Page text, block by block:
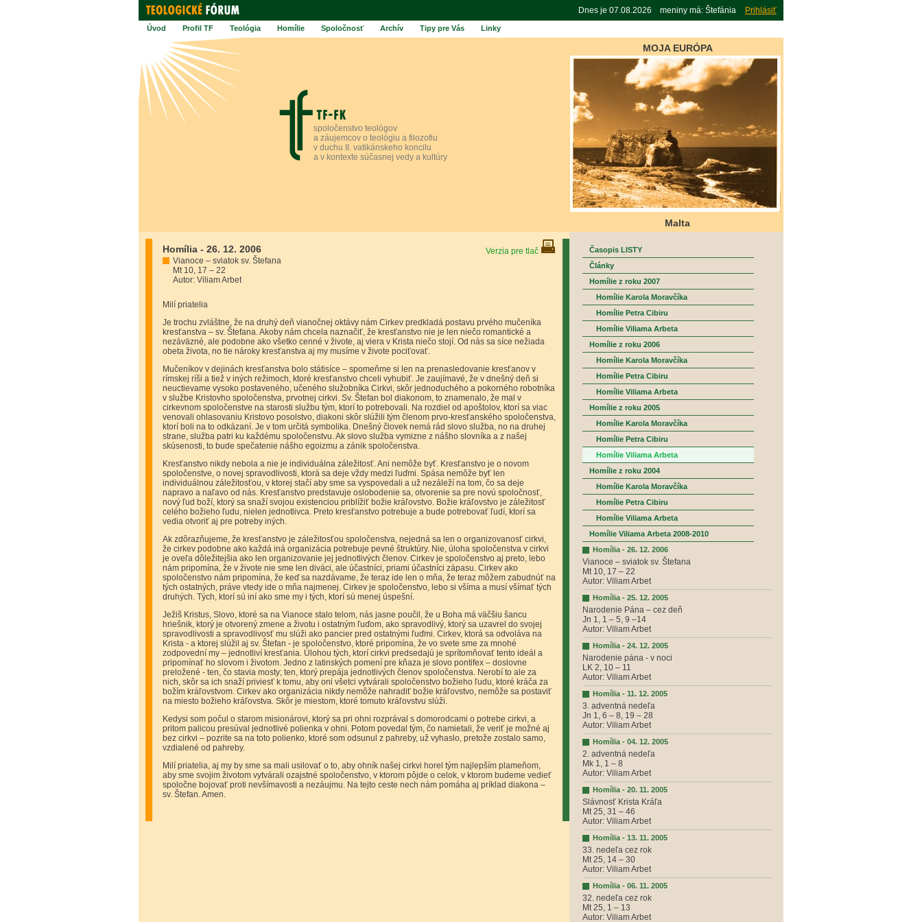
Dnes je 07.08.2026 meniny má: Štefánia Prihlásiť
Úvod Profil TF Teológia Homílie Spoločnosť Archív Tipy pre Vás Linky
spoločenstvo teológov
a záujemcov o teológiu a filozofiu
v duchu II. vatikánskeho koncilu
a v kontexte súčasnej vedy a kultúry
MOJA EURÓPA
Malta
Verzia pre tlač
Homília - 26. 12. 2006
Vianoce – sviatok sv. Štefana
Mt 10, 17 – 22
Autor: Viliam Arbet
Milí priatelia
Je trochu zvláštne, že na druhý deň vianočnej oktávy nám Cirkev predkladá postavu prvého mučeníka
kresťanstva – sv. Štefana. Akoby nám chcela naznačiť, že kresťanstvo nie je len niečo romantické a
nezáväzné, ale podobne ako všetko cenné v živote, aj viera v Krista niečo stojí. Od nás sa síce nežiada
obeta života, no tie nároky kresťanstva aj my musíme v živote pociťovať.
Mučeníkov v dejinách kresťanstva bolo státisíce – spomeňme si len na prenasledovanie kresťanov v
rímskej ríši a tiež v iných režimoch, ktoré kresťanstvo chceli vyhubiť. Je zaujímavé, že v dnešný deň si
neuctievame vysoko postaveného, učeného služobníka Cirkvi, skôr jednoduchého a pokorného robotníka
v službe Kristovho spoločenstva, prvotnej cirkvi. Sv. Štefan bol diakonom, to znamenalo, že mal v
cirkevnom spoločenstve na starosti službu tým, ktorí to potrebovali. Na rozdiel od apoštolov, ktorí sa viac
venovali ohlasovaniu Kristovo posolstvo, diakoni skôr slúžili tým členom prvo-kresťanského spoločenstva,
ktorí boli na to odkázaní. Je v tom určitá symbolika. Dnešný človek nemá rád slovo služba, no na druhej
strane, služba patri ku každému spoločenstvu. Ak slovo služba vymizne z nášho slovníka a z našej
skúsenosti, to bude spečatenie nášho egoizmu a zánik spoločenstva.
Kresťanstvo nikdy nebola a nie je individuálna záležitosť. Ani nemôže byť. Kresťanstvo je o novom
spoločenstve, o novej spravodlivosti, ktorá sa deje vždy medzi ľuďmi. Spása nemôže byť len
individuálnou záležitosťou, v ktorej stačí aby sme sa vyspovedali a už nezáleží na tom, čo sa deje
napravo a naľavo od nás. Kresťanstvo predstavuje oslobodenie sa, otvorenie sa pre novú spoločnosť,
nový ľud boží, ktorý sa snaží svojou existenciou priblížiť božie kráľovstvo. Božie kráľovstvo je záležitosť
celého božieho ľudu, nielen jednotlivca. Preto kresťanstvo potrebuje a bude potrebovať ľudí, ktorí sa
vedia otvoriť aj pre potreby iných.
Ak zdôrazňujeme, že kresťanstvo je záležitosťou spoločenstva, nejedná sa len o organizovanosť cirkvi,
že cirkev podobne ako každá iná organizácia potrebuje pevné štruktúry. Nie, úloha spoločenstva v cirkvi
je oveľa dôležitejšia ako len organizovanie jej jednotlivých členov. Cirkev je spoločenstvo aj preto, lebo
nám pripomína, že v živote nie sme len diváci, ale účastníci, priami účastníci zápasu. Cirkev ako
spoločenstvo nám pripomína, že keď sa nazdávame, že teraz ide len o mňa, že teraz môžem zabudnúť na
tých ostatných, práve vtedy ide o mňa najmenej. Cirkev je spoločenstvo, lebo si všíma a musí všímať tých
druhých. Tých, ktorí sú iní ako sme my i tých, ktorí sú menej úspešní.
Ježiš Kristus, Slovo, ktoré sa na Vianoce stalo telom, nás jasne poučil, že u Boha má väčšiu šancu
hriešnik, ktorý je otvorený zmene a životu i ostatným ľuďom, ako spravodlivý, ktorý sa uzavrel do svojej
spravodlivosti a spravodlivosť mu slúži ako pancier pred ostatnými ľuďmi. Cirkev, ktorá sa odvoláva na
Krista - a ktorej slúžil aj sv. Štefan - je spoločenstvo, ktoré pripomína, že vo svete sme za mnohé
zodpovední my – jednotliví kresťania. Úlohou tých, ktorí cirkvi predsedajú je sprítomňovať tento ideál a
pripomínať ho slovom i životom. Jedno z latinských pomení pre kňaza je slovo pontifex – doslovne
preložené - ten, čo stavia mosty; ten, ktorý prepája jednotlivých členov spoločenstva. Nerobí to ale za
nich, skôr sa ich snaží priviesť k tomu, aby oni všetci vytvárali spoločenstvo božieho ľudu, ktoré kráča za
božím kráľovstvom. Cirkev ako organizácia nikdy nemôže nahradiť božie kráľovstvo, nemôže sa postaviť
na miesto božieho kráľovstva. Skôr je miestom, ktoré tomuto kráľovstvu slúži.
Kedysi som počul o starom misionárovi, ktorý sa pri ohni rozprával s domorodcami o potrebe cirkvi, a
pritom palicou presúval jednotlivé polienka v ohni. Potom povedal tým, čo namietali, že veriť je možné aj
bez cirkvi – pozrite sa na toto polienko, ktoré som odsunul z pahreby, už vyhaslo, pretože zostalo samo,
vzdialené od pahreby.
Milí priatelia, aj my by sme sa mali usilovať o to, aby ohník našej cirkvi horel tým najlepším plameňom,
aby sme svojim životom vytvárali ozajstné spoločenstvo, v ktorom pôjde o celok, v ktorom budeme vedieť
spoločne bojovať proti nevšímavosti a nezáujmu. Na tejto ceste nech nám pomáha aj príklad diakona –
sv. Štefan. Amen.
Časopis LISTY
Články
Homílie z roku 2007
Homílie Karola Moravčíka
Homílie Petra Cibiru
Homílie Viliama Arbeta
Homílie z roku 2006
Homílie Karola Moravčíka
Homílie Petra Cibiru
Homílie Viliama Arbeta
Homílie z roku 2005
Homílie Karola Moravčíka
Homílie Petra Cibiru
Homílie Viliama Arbeta
Homílie z roku 2004
Homílie Karola Moravčíka
Homílie Petra Cibiru
Homílie Viliama Arbeta
Homílie Viliama Arbeta 2008-2010
Homília - 26. 12. 2006
Vianoce – sviatok sv. Štefana
Mt 10, 17 – 22
Autor: Viliam Arbet
Homília - 25. 12. 2005
Narodenie Pána – cez deň
Jn 1, 1 – 5, 9 –14
Autor: Viliam Arbet
Homília - 24. 12. 2005
Narodenie pána - v noci
LK 2, 10 – 11
Autor: Viliam Arbet
Homília - 11. 12. 2005
3. adventná nedeľa
Jn 1, 6 – 8, 19 – 28
Autor: Viliam Arbet
Homília - 04. 12. 2005
2. adventná nedeľa
Mk 1, 1 – 8
Autor: Viliam Arbet
Homília - 20. 11. 2005
Slávnosť Krista Kráľa
Mt 25, 31 – 46
Autor: Viliam Arbet
Homília - 13. 11. 2005
33. nedeľa cez rok
Mt 25, 14 – 30
Autor: Viliam Arbet
Homília - 06. 11. 2005
32. nedeľa cez rok
Mt 25, 1 – 13
Autor: Viliam Arbet